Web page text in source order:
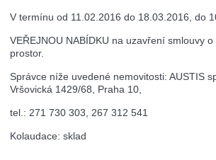
V termínu od 11.02.2016 do 18.03.2016, do
VEŘEJNOU NABÍDKU na uzavření smlouvy
prostor.
Správce níže uvedené nemovitosti: AUSTIS
Vršovická 1429/68, Praha 10,
tel.: 271 730 303, 267 312 541
Kolaudace: sklad